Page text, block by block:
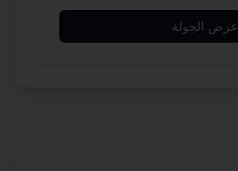
عرض الجولة